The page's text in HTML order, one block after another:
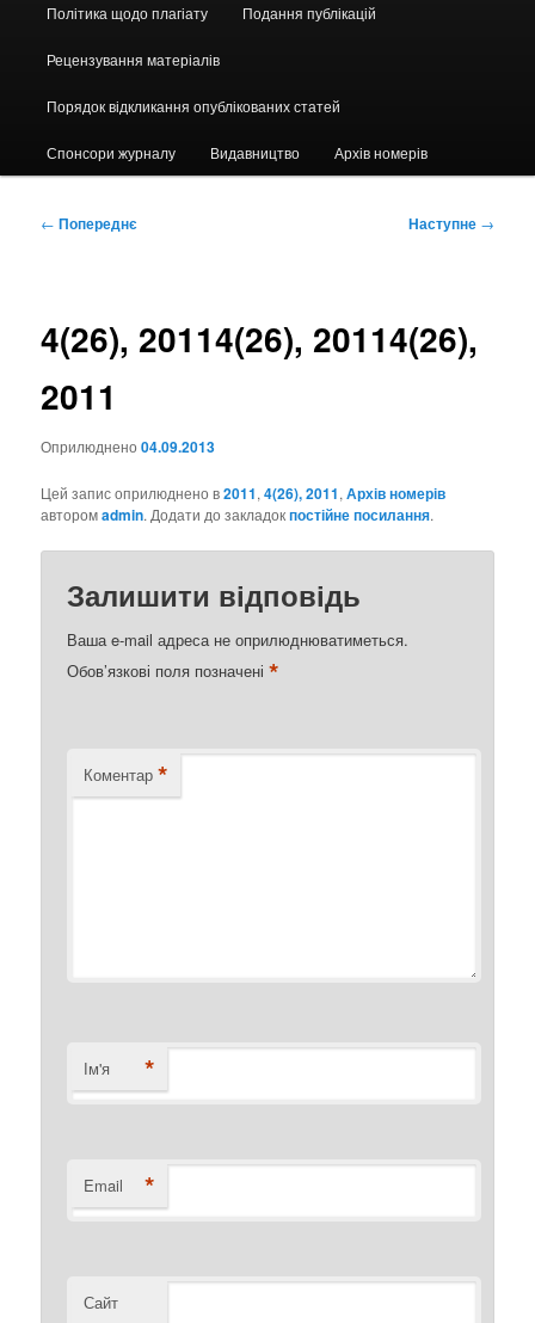
Політика щодо плагіату Подання публікацій
Рецензування матеріалів
Порядок відкликання опублікованих статей
Спонсори журналу Видавництво Архів номерів
Навігація
← Попереднє Наступне →
4(26), 20114(26), 20114(26),
2011
Оприлюднено04.09.2013
Цей запис оприлюднено в2011,4(26), 2011,Архів номерів
авторомadmin. Додати до закладокпостійне посилання.
Залишити відповідь
Ваша e-mail адреса не оприлюднюватиметься.
Обов’язкові поля позначені*
Коментар *
Ім'я *
Email *
Сайт